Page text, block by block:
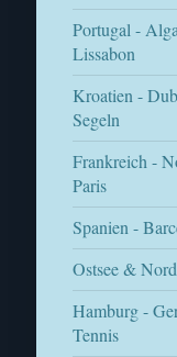
Portugal -
Lissabon
Kroatien -
Segeln
Frankreich -
Paris
Spanien -
Ostsee &
Hamburg -
Tennis